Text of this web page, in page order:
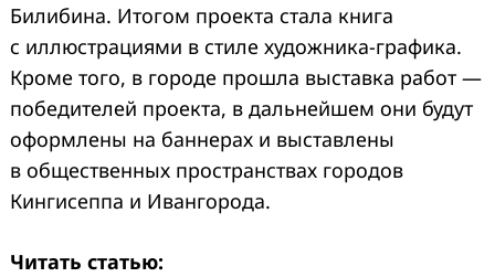
Билибина. Итогом проекта стала книга
с иллюстрациями в стиле художника-графика.
Кроме того, в городе прошла выставка работ —
победителей проекта, в дальнейшем они будут
оформлены на баннерах и выставлены
в общественных пространствах городов
Кингисеппа и Ивангорода.
Читать статью: